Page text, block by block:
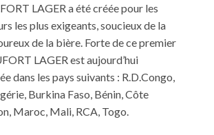
LAGER a été créée pour les
les plus exigeants, soucieux de la
de la bière. Forte de ce premier
LAGER est aujourd’hui
dans les pays suivants : R.D.Congo,
Burkina Faso, Bénin, Côte
Maroc, Mali, RCA, Togo.